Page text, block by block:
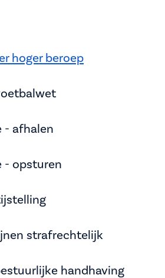
hoger beroep
- afhalen
- opsturen
strafrechtelijk
handhaving